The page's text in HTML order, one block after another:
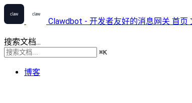
Clawdbot - 开发者友好的消息网关 首页
搜索文档...
⌘K
博客